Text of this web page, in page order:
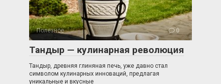
Полезное 0
Тандыр — кулинарная революция
Тандыр, древняя глиняная печь, уже давно стал
символом кулинарных инноваций, предлагая
уникальные и вкусные